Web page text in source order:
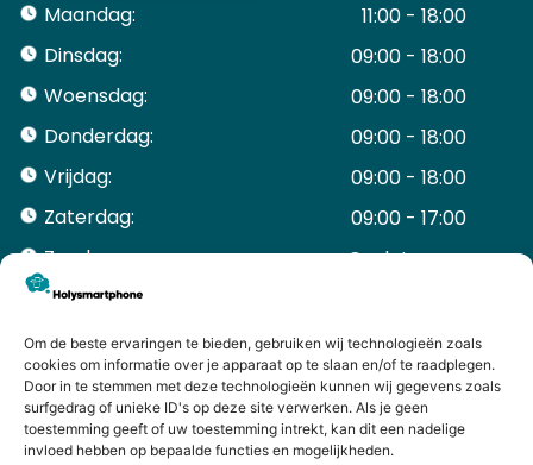
Om de beste ervaringen te bieden, gebruiken wij technologieën zoals
cookies om informatie over je apparaat op te slaan en/of te raadplegen.
Door in te stemmen met deze technologieën kunnen wij gegevens zoals
surfgedrag of unieke ID's op deze site verwerken. Als je geen
toestemming geeft of uw toestemming intrekt, kan dit een nadelige
invloed hebben op bepaalde functies en mogelijkheden.
Maandag:
11:00 - 18:00
Dinsdag:
09:00 - 18:00
Woensdag:
09:00 - 18:00
Donderdag:
09:00 - 18:00
Vrijdag:
09:00 - 18:00
Zaterdag:
09:00 - 17:00
Zondag:
Gesloten ​ ​ ​ ​ ​ ​ ​
ACCOUNT
Bestellingen
Mijn winkelwagen
HANDIGE LINKS
Levering en retourneren